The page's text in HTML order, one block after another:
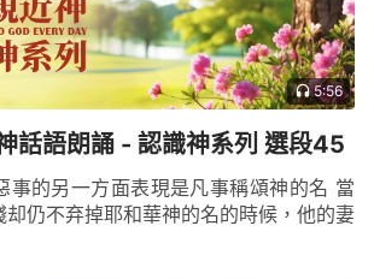
5:56
話語朗誦 - 認識神系列 選段45
事的另一方面表現是凡事稱頌神的名 當
仍不弃掉耶和華神的名的時候，他的妻